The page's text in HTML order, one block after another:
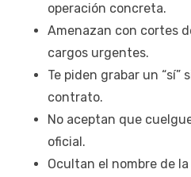
operación concreta.
Amenazan con cortes
cargos urgentes.
Te piden grabar un “sí”
contrato.
No aceptan que
oficial.
Ocultan el nombre de